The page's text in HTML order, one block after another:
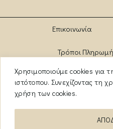
Χρησιμοποιούμε cookies για
ιστότοπου. Συνεχίζοντας τη
χρήση των cookies.
Επικοινωνία
Τρόποι
Πολιτική Αλλαγών –
Όροι Χρήσης
ΑΡ. ΓΕΜΗ: